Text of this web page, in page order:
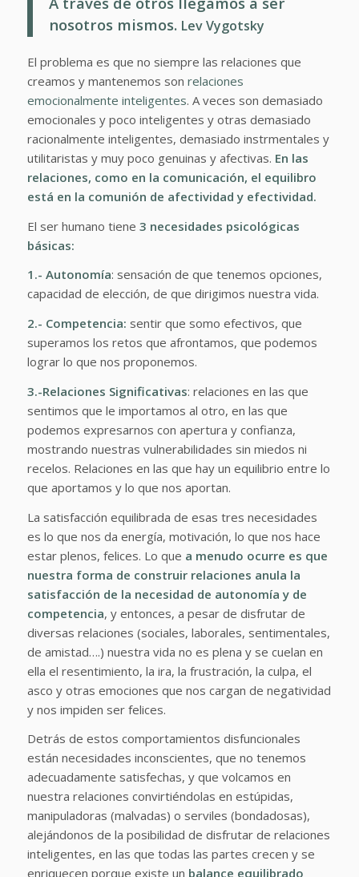
nosotros mismos. Lev Vygotsky
El problema es que no siempre las relaciones que
creamos y mantenemos son relaciones
emocionalmente inteligentes. A veces son demasiado
emocionales y poco inteligentes y otras demasiado
racionalmente inteligentes, demasiado instrmentales y
utilitaristas y muy poco genuinas y afectivas. En las
relaciones, como en la comunicación, el equilibro
está en la comunión de afectividad y efectividad.
El ser humano tiene 3 necesidades psicológicas
básicas:
1.- Autonomía: sensación de que tenemos opciones,
capacidad de elección, de que dirigimos nuestra vida.
2.- Competencia: sentir que somo efectivos, que
superamos los retos que afrontamos, que podemos
lograr lo que nos proponemos.
3.-Relaciones Significativas: relaciones en las que
sentimos que le importamos al otro, en las que
podemos expresarnos con apertura y confianza,
mostrando nuestras vulnerabilidades sin miedos ni
recelos. Relaciones en las que hay un equilibrio entre lo
que aportamos y lo que nos aportan.
La satisfacción equilibrada de esas tres necesidades
es lo que nos da energía, motivación, lo que nos hace
estar plenos, felices. Lo que a menudo ocurre es que
nuestra forma de construir relaciones anula la
satisfacción de la necesidad de autonomía y de
competencia, y entonces, a pesar de disfrutar de
diversas relaciones (sociales, laborales, sentimentales,
de amistad….) nuestra vida no es plena y se cuelan en
ella el resentimiento, la ira, la frustración, la culpa, el
asco y otras emociones que nos cargan de negatividad
y nos impiden ser felices.
Detrás de estos comportamientos disfuncionales
están necesidades inconscientes, que no tenemos
adecuadamente satisfechas, y que volcamos en
nuestra relaciones convirtiéndolas en estúpidas,
manipuladoras (malvadas) o serviles (bondadosas),
alejándonos de la posibilidad de disfrutar de relaciones
inteligentes, en las que todas las partes crecen y se
enriquecen porque existe un balance equilibrado